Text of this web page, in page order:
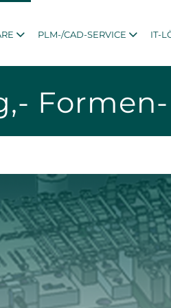
PLM-/CAD-SERVICE IT-